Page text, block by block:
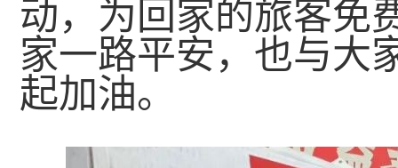
动，为回家的旅客免
家一路平安，也与大
起加油。